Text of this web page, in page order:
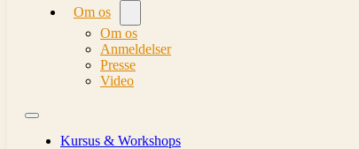
Om os
Om os
Anmeldelser
Presse
Video
Kursus & Workshops